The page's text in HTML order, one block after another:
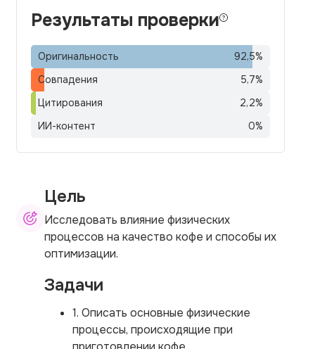
Результаты проверки
Оригинальность 92,5%
Совпадения
5,7%
Цитирования
2,2%
ИИ-контент
0%
Цель
Исследовать влияние физических
процессов на качество кофе и способы их
оптимизации.
Задачи
1. Описать основные физические
процессы, происходящие при